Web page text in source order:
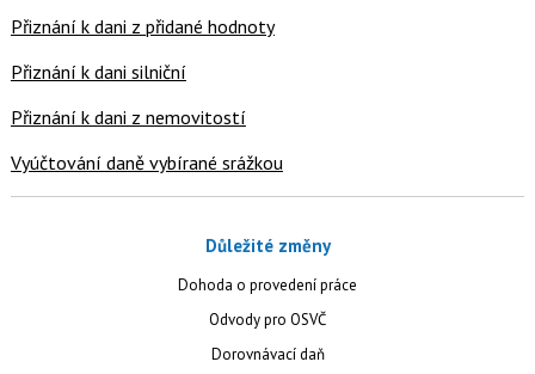
Přiznání k dani z přidané hodnoty
Přiznání k dani silniční
Přiznání k dani z nemovitostí
Vyúčtování daně vybírané srážkou
Důležité změny
Dohoda o provedení práce
Odvody pro OSVČ
Dorovnávací daň